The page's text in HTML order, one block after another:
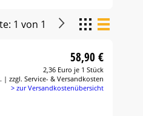
1 von 1
58,90 €
2,36 Euro je 1 Stück
| zzgl. Service- & Versandkosten
> zur Versandkostenübersicht